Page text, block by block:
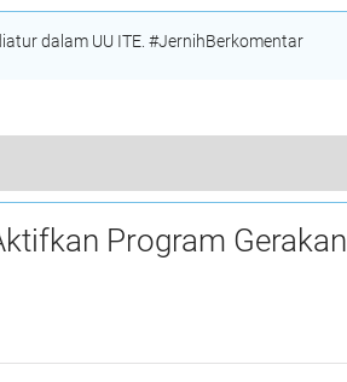
dalam UU ITE. #JernihBerkomentar
Paok Motong
Program Gerakan